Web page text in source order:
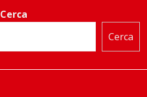
Cerca
Cerca